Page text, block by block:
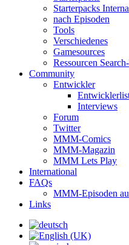
Starterpacks
nach Episoden
Tools
Verschiedenes
Gamesources
Ressourcen
Community
Entwickler
Interviews
Forum
Twitter
MMM-Comics
MMM-Magazin
MMM Lets Play
International
FAQs
MMM-Episoden
Links